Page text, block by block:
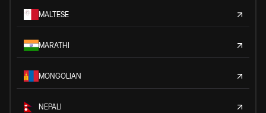
MALTESE
MARATHI
MONGOLIAN
NEPALI